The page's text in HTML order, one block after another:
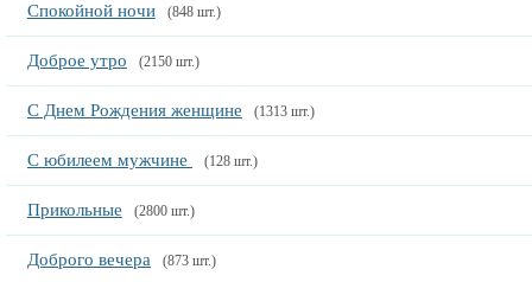
Спокойной ночи (848 шт.)
Доброе утро (2150 шт.)
С Днем Рождения женщине (1313 шт.)
С юбилеем мужчине (128 шт.)
Прикольные (2800 шт.)
Доброго вечера (873 шт.)